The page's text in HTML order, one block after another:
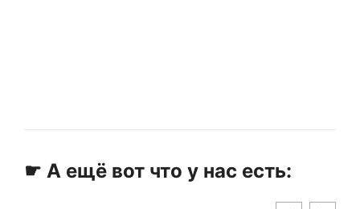
☛ А ещё вот что у нас есть: